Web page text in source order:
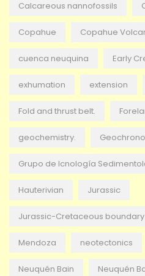
Calcareous nannofossils
Copahue Copahue
cuenca neuquina Early
exhumation extension
Fold and thrust belt.
geochemistry.
Grupo de Icnología
Hauterivian Jurassic
Jurassic-Cretaceous boundary
Mendoza neotectonics
Neuquén Bain Neuquén